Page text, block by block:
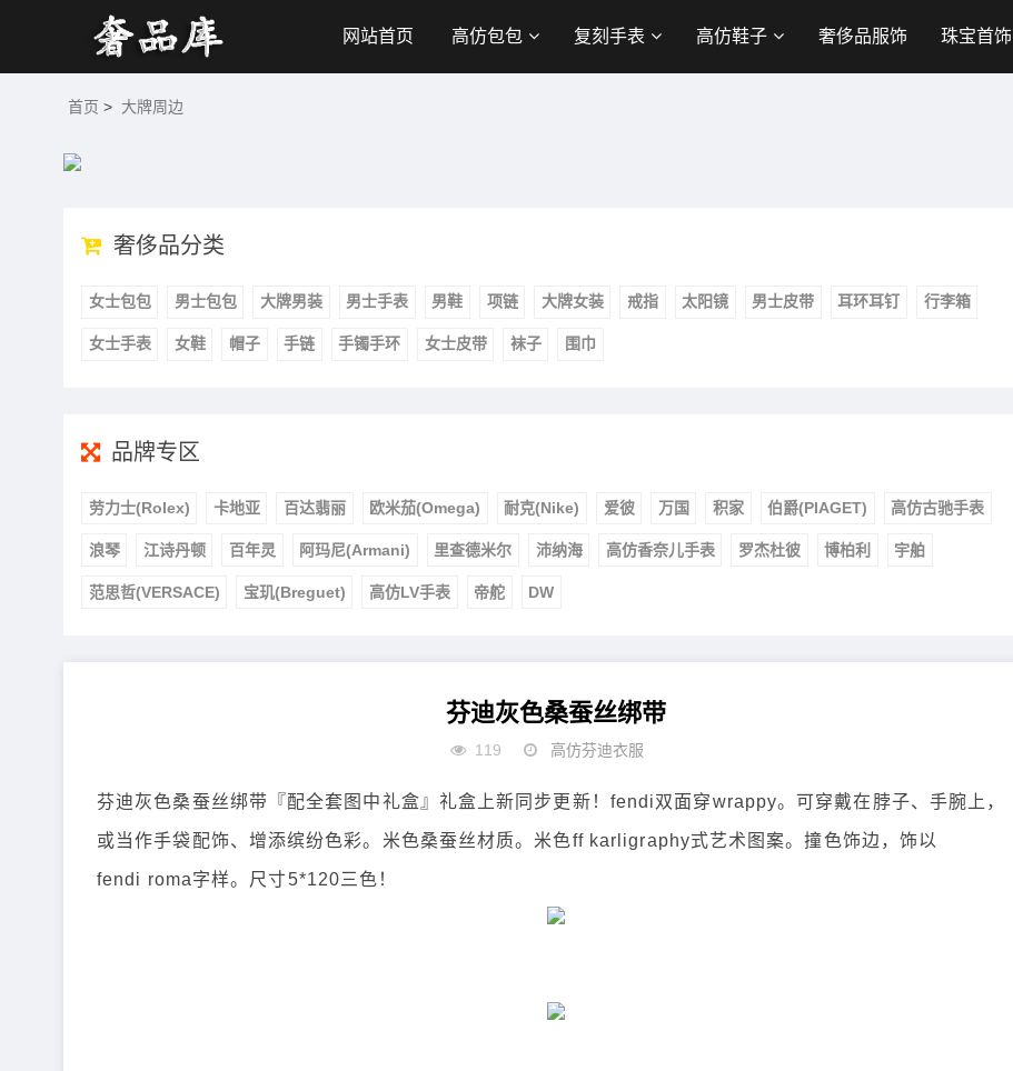
网站首页 高仿包包 复刻手表 高仿鞋子 奢侈品服饰 珠宝首饰
首页 > 大牌周边
奢侈品分类
女士包包 男士包包 大牌男装 男士手表 男鞋 项链 大牌女装 戒指 太阳镜 男士皮带 耳环耳钉 行李箱
女士手表 女鞋 帽子 手链 手镯手环 女士皮带 袜子 围巾
品牌专区
劳力士(Rolex) 卡地亚 百达翡丽 欧米茄(Omega) 耐克(Nike) 爱彼 万国 积家 伯爵(PIAGET) 高仿古驰手表
浪琴 江诗丹顿 百年灵 阿玛尼(Armani) 里查德米尔 沛纳海 高仿香奈儿手表 罗杰杜彼 博柏利 宇舶
范思哲(VERSACE) 宝玑(Breguet) 高仿LV手表 帝舵 DW
芬迪灰色桑蚕丝绑带
119 高仿芬迪衣服
芬迪灰色桑蚕丝绑带『配全套图中礼盒』礼盒上新同步更新！fendi双面穿wrappy。可穿戴在脖子、手腕上，
或当作手袋配饰、增添缤纷色彩。米色桑蚕丝材质。米色ff karligraphy式艺术图案。撞色饰边，饰以
fendi roma字样。尺寸5*120三色！